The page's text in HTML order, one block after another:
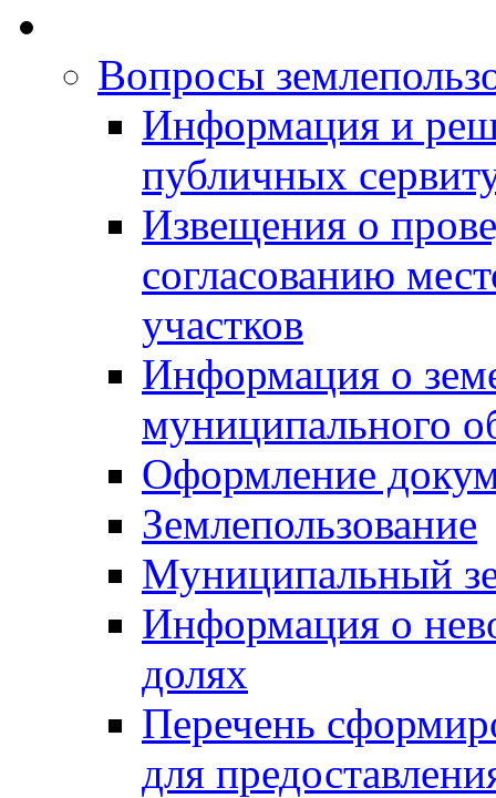
Вопросы
Информация и
публичных
Извещения о
согласованию
участков
Информация о
муниципального
Оформление
Землепользование
Муниципальный
Информация о
долях
Перечень
для